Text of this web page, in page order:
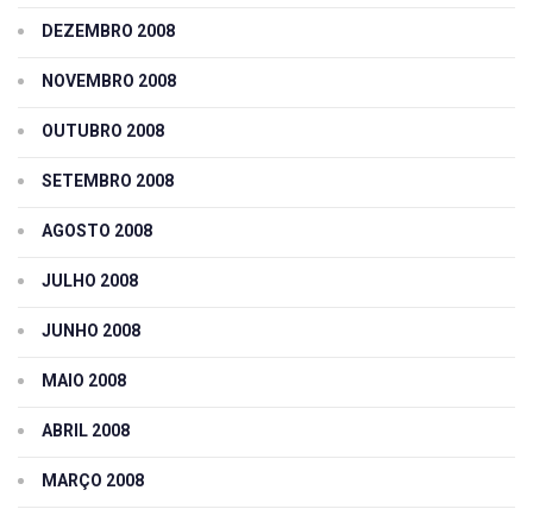
DEZEMBRO 2008
NOVEMBRO 2008
OUTUBRO 2008
SETEMBRO 2008
AGOSTO 2008
JULHO 2008
JUNHO 2008
MAIO 2008
ABRIL 2008
MARÇO 2008